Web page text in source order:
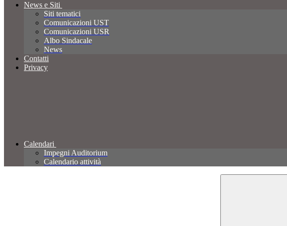
News e Siti
Siti tematici
Comunicazioni UST
Comunicazioni USR
Albo Sindacale
News
Contatti
Privacy
Calendari
Impegni Auditorium
Calendario attività